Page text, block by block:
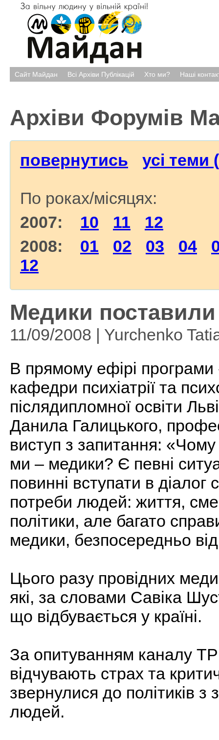
Сайт Майдан Всі Архіви Публікацій Хто ми? Наші
Архіви Форумів
повернутись усі теми
По роках/місяцях:
2007: 10 11
12
2008: 01 02 03 04
12
Медики поставили
11/09/2008 | Yurchenko
В прямому ефірі
кафедри психіатрії та
післядипломної освіти
Данила Галицького,
виступ з запитання: «Чому
ми – медики? Є певні
повинні вступати в діалог
потреби людей: життя,
політики, але багато
медики, безпосередньо
Цього разу провідних
які, за словами Савіка
що відбувається у країні.
За опитуванням каналу
відчувають страх та
звернулися до політиків
людей.